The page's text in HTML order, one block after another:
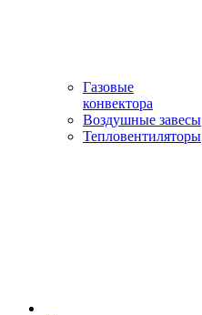
Газовые
конвектора
Воздушные завесы
Тепловентиляторы